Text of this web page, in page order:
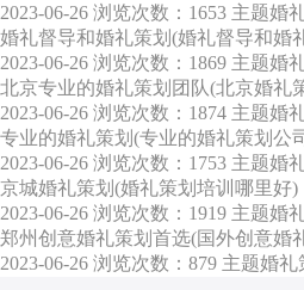
2023-06-26 浏览次数：1653 主题婚
婚礼督导和婚礼策划(婚礼督导和婚
2023-06-26 浏览次数：1869 主题婚
北京专业的婚礼策划团队(北京婚礼
2023-06-26 浏览次数：1874 主题婚
专业的婚礼策划(专业的婚礼策划公
2023-06-26 浏览次数：1753 主题婚
京城婚礼策划(婚礼策划培训哪里好)
2023-06-26 浏览次数：1919 主题婚
郑州创意婚礼策划首选(国外创意婚
2023-06-26 浏览次数：879 主题婚礼